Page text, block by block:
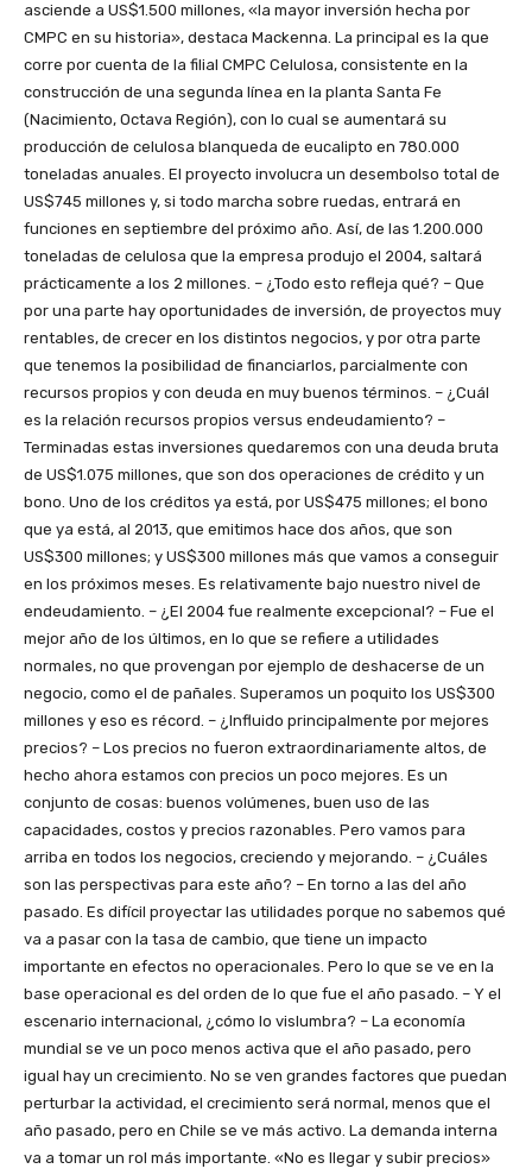
asciende a US$1.500 millones, «la mayor inversión hecha por
CMPC en su historia», destaca Mackenna. La principal es la que
corre por cuenta de la filial CMPC Celulosa, consistente en la
construcción de una segunda línea en la planta Santa Fe
(Nacimiento, Octava Región), con lo cual se aumentará su
producción de celulosa blanqueda de eucalipto en 780.000
toneladas anuales. El proyecto involucra un desembolso total de
US$745 millones y, si todo marcha sobre ruedas, entrará en
funciones en septiembre del próximo año. Así, de las 1.200.000
toneladas de celulosa que la empresa produjo el 2004, saltará
prácticamente a los 2 millones. – ¿Todo esto refleja qué? – Que
por una parte hay oportunidades de inversión, de proyectos muy
rentables, de crecer en los distintos negocios, y por otra parte
que tenemos la posibilidad de financiarlos, parcialmente con
recursos propios y con deuda en muy buenos términos. – ¿Cuál
es la relación recursos propios versus endeudamiento? –
Terminadas estas inversiones quedaremos con una deuda bruta
de US$1.075 millones, que son dos operaciones de crédito y un
bono. Uno de los créditos ya está, por US$475 millones; el bono
que ya está, al 2013, que emitimos hace dos años, que son
US$300 millones; y US$300 millones más que vamos a conseguir
en los próximos meses. Es relativamente bajo nuestro nivel de
endeudamiento. – ¿El 2004 fue realmente excepcional? – Fue el
mejor año de los últimos, en lo que se refiere a utilidades
normales, no que provengan por ejemplo de deshacerse de un
negocio, como el de pañales. Superamos un poquito los US$300
millones y eso es récord. – ¿Influido principalmente por mejores
precios? – Los precios no fueron extraordinariamente altos, de
hecho ahora estamos con precios un poco mejores. Es un
conjunto de cosas: buenos volúmenes, buen uso de las
capacidades, costos y precios razonables. Pero vamos para
arriba en todos los negocios, creciendo y mejorando. – ¿Cuáles
son las perspectivas para este año? – En torno a las del año
pasado. Es difícil proyectar las utilidades porque no sabemos qué
va a pasar con la tasa de cambio, que tiene un impacto
importante en efectos no operacionales. Pero lo que se ve en la
base operacional es del orden de lo que fue el año pasado. – Y el
escenario internacional, ¿cómo lo vislumbra? – La economía
mundial se ve un poco menos activa que el año pasado, pero
igual hay un crecimiento. No se ven grandes factores que puedan
perturbar la actividad, el crecimiento será normal, menos que el
año pasado, pero en Chile se ve más activo. La demanda interna
va a tomar un rol más importante. «No es llegar y subir precios»